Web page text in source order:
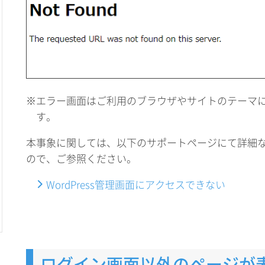
※エラー画面はご利用のブラウザやサイトのテーマ
す。
本事象に関しては、以下のサポートページにて詳細
ので、ご参照ください。
WordPress管理画面にアクセスできない